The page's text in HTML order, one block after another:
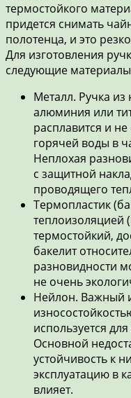
термостойкого
придется снимать
полотенца, и это
Для изготовления
следующие
Металл. Ручка
алюминия или
расплавится и
горячей воды в
Неплохая
с защитной
проводящего
Термопластик
теплоизоляцией
термостойкий,
бакелит
разновидности
не очень
Нейлон. Важный
используется
Основной
устойчивость к
эксплуатацию в
влияет.